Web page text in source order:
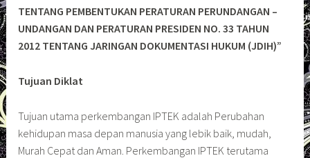
TENTANG PEMBENTUKAN PERATURAN PERUNDANGAN –
UNDANGAN DAN PERATURAN PRESIDEN NO. 33 TAHUN
2012 TENTANG JARINGAN DOKUMENTASI HUKUM (JDIH)”
Tujuan Diklat
Tujuan utama perkembangan IPTEK adalah Perubahan
kehidupan masa depan manusia yang lebik baik, mudah,
Murah Cepat dan Aman. Perkembangan IPTEK terutama